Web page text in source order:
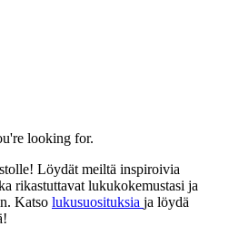
looking for.
Löydät meiltä inspiroivia
rikastuttavat lukukokemustasi ja
Katso lukusuosituksia ja löydä